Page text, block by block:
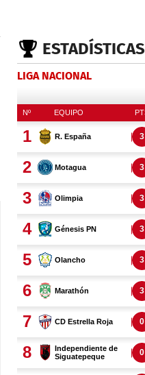
ESTADÍSTICAS
LIGA NACIONAL